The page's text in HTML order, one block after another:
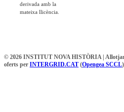
derivada amb la
mateixa llicència.
© 2026 INSTITUT NOVA HISTÒRIA |
oferts per INTERGRID.CAT (Opengea SCCL)